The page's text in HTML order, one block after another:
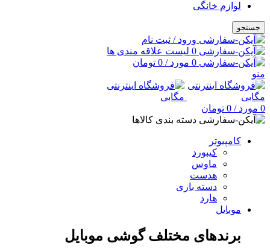
لوازم خانگی
جستجو
ورود / ثبت نام
0 لیست علاقه مندی ها
0 مورد/
0 تومان
منو
0 مورد/
0 تومان
دسته بندی کالاها
کامپیوتر
کیبورد
ماوس
هدست
دسته بازی
هارد
موبایل
برندهای مختلف گوشی موبایل